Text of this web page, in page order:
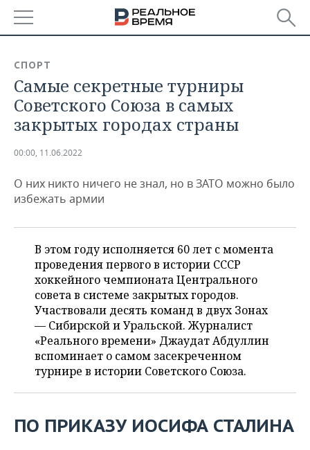
БАШКОРТОСТАН
ТАТАРСТАН
НОВОСТИ
АНАЛИТИКА
ДЕКЛАРАЦИИ О ДОХОДАХ
КОРОЛИ ГОСЗАКАЗА ПФО
КОМУ ПРИНАДЛЕЖАТ
ТОРГОВЫЕ ЦЕНТРЫ
ТАТАРСТАНА
НОВОСТИ ЭКОНОМИКИ
БЮДЖЕТ
ИНВЕСТИЦИИ
ПРОМЫШЛЕННОСТЬ
АГРОПРОМ
МАШИНОСТРОЕНИЕ
НЕФТЕХИМИЯ
НЕФТЬ
ОПК
НЕДВИЖИМОСТЬ
НОВОСТИ АВТО
БИЗНЕС
НОВОСТИ БИЗНЕСА
РОЗНИЧНАЯ ТОРГОВЛЯ
ТРАНСПОРТ
ТЕХНОЛОГИИ
НОВОСТИ ТЕХНОЛОГИЙ
ТЕЛЕКОММУНИКАЦИИ
МЕРОПРИЯТИЯ
НОВОСТИ МЕРОПРИЯТИЙ
БИЗНЕС-БРАНЧИ
СПОРТ
ФУТБОЛ
НОВОСТИ ОБЩЕСТВА
ФОТОГАЛЕРЕЯ
СПОРТ
Самые секретные турниры
Советского Союза в самых
закрытых городах страны
00:00, 11.06.2022
О них никто ничего не знал, но в ЗАТО можно было
избежать армии
В этом году исполняется 60 лет с момента
проведения первого в истории СССР
хоккейного чемпионата Центрального
совета в системе закрытых городов.
Участвовали десять команд в двух Зонах
— Сибирской и Уральской. Журналист
«Реального времени» Джаудат Абдуллин
вспоминает о самом засекреченном
турнире в истории Советского Союза.
ПО ПРИКАЗУ ИОСИФА СТАЛИНА